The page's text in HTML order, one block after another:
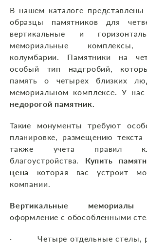
В нашем каталоге представлены
образцы памятников для
вертикальные и
мемориальные
колумбарии. Памятники на
особый тип надгробий,
память о четырех близких
мемориальном комплексе. У
недорогой памятник.
Такие монументы требуют
планировке, размещению
также учета правил
благоустройства. Купить
цена которая вас устроит
компании.
Вертикальные мемориалы
оформление с обособленными
· Четыре отдельные стелы,